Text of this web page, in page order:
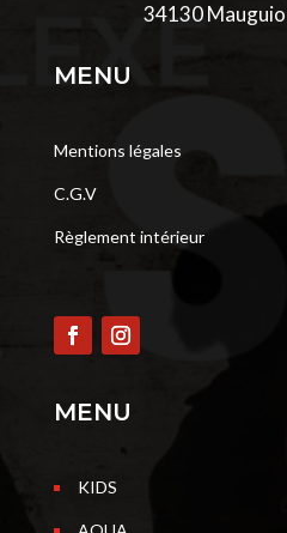
34130 Mauguio
MENU
Mentions légales
C.G.V
Règlement intérieur
MENU
KIDS